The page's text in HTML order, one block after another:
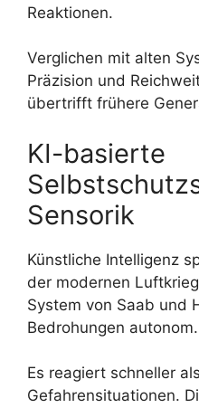
Reaktionen.
Verglichen mit alten
Präzision und
übertrifft frühere
KI-basierte
Sensorik
Künstliche Intelligenz
der modernen
System von Saab und
Bedrohungen autonom.
Es reagiert schneller
Gefahrensituationen.